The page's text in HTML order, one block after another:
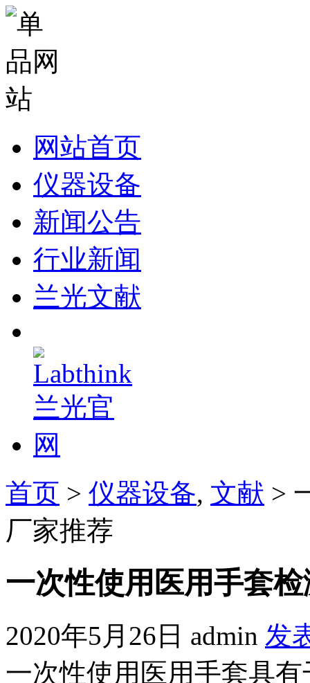
网站首页
仪器设备
新闻公告
行业新闻
兰光文献
首页 > 仪器设备, 文献 >
厂家推荐
一次性使用医用手套
2020年5月26日 admin 发
一次性使用医用手套具